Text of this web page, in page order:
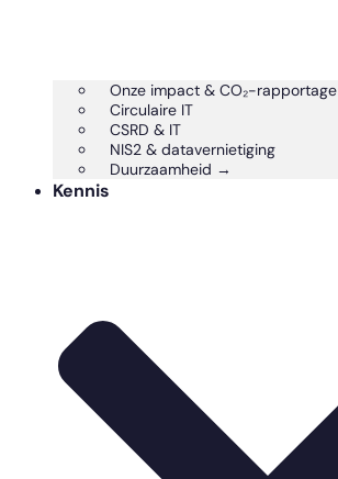
Onze impact & CO₂-rapportage
Circulaire IT
CSRD & IT
NIS2 & datavernietiging
Duurzaamheid →
Kennis